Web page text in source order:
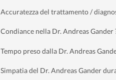
Accuratezza del trattamento /
Condiance nella Dr. Andreas Gander
Tempo preso dalla Dr. Andreas
Simpatia del Dr. Andreas Gander